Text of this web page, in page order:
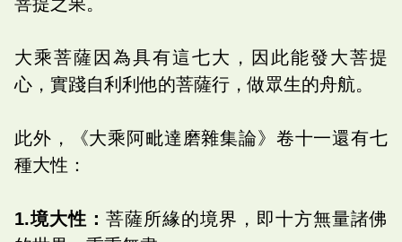
大乘菩薩因為具有這七大，因此能發大菩提
心，實踐自利利他的菩薩行，做眾生的舟航。
此外，《大乘阿毗達磨雜集論》卷十一還有七
種大性：
1.境大性： 菩薩所緣的境界，即十方無量諸佛